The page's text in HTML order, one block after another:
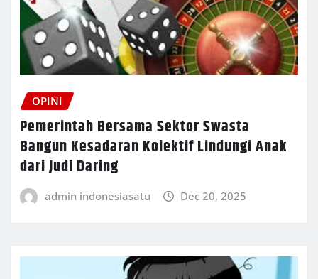
OPINI
Pemerintah Bersama Sektor Swasta
Bangun Kesadaran Kolektif Lindungi Anak
dari Judi Daring
admin indonesiasatu Dec 20, 2025